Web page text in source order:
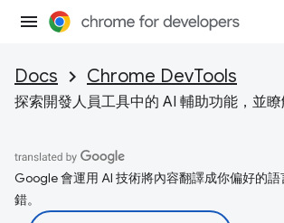
Docs Chrome DevTools
探索開發人員工具中的 AI 輔助功能，並
Google 會運用 AI 技術將內容翻譯成你偏好的語
錯。